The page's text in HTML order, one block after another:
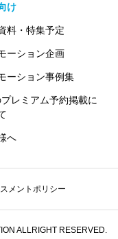
け
料・特集予定
ーション企画
ーション事例集
レミアム予約掲載に
へ
メントポリシー
ALLRIGHT RESERVED.